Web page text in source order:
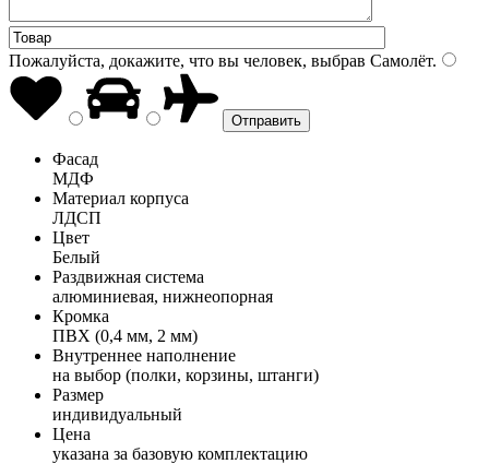
Пожалуйста, докажите, что вы человек, выбрав Самолёт.
Фасад
МДФ
Материал корпуса
ЛДСП
Цвет
Белый
Раздвижная система
алюминиевая, нижнеопорная
Кромка
ПВХ (0,4 мм, 2 мм)
Внутреннее наполнение
на выбор (полки, корзины, штанги)
Размер
индивидуальный
Цена
указана за базовую комплектацию